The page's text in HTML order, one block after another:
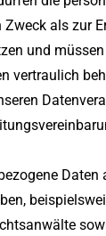
Zweck als zur
und
vertraulich
Daten